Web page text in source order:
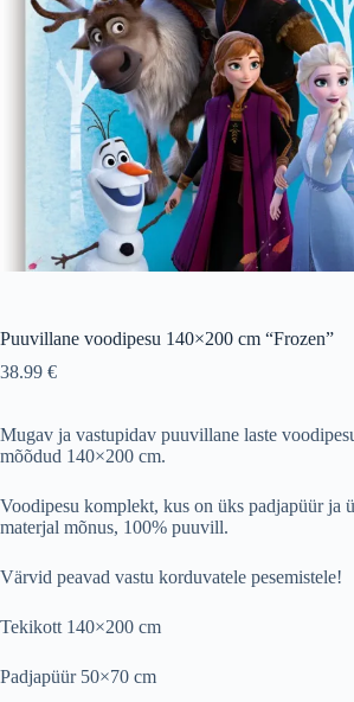
Puuvillane voodipesu 140×200 cm “Frozen”
38.99 €
Mugav ja vastupidav puuvillane laste
mõõdud 140×200 cm.
Voodipesu komplekt, kus on üks padjapüür ja
materjal mõnus, 100% puuvill.
Värvid peavad vastu korduvatele pesemistele!
Tekikott 140×200 cm
Padjapüür 50×70 cm